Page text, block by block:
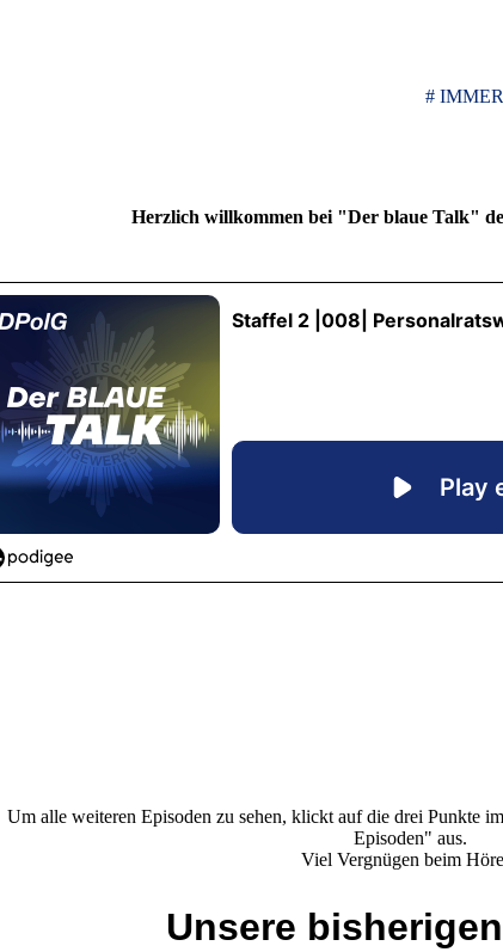
#
Herzlich willkommen bei "Der blaue Talk"
Um alle weiteren Episoden zu sehen, klickt auf die drei Punkte
Episoden" aus.
Viel Vergnügen beim
Unsere